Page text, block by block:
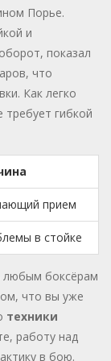
Порье.
и
показал
что
Как легко
требует гибкой
прием
в стойке
любым боксёрам
что вы уже
техники
работу над
в бою.